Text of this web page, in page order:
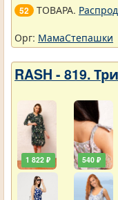
52 ТОВАРА.
Орг: МамаСтепашки
RASH - 819.
1 822 ₽ 540 ₽